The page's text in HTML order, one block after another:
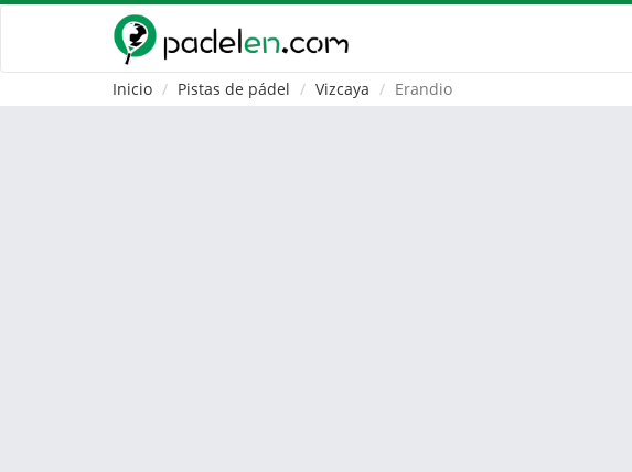
Inicio Pistas de pádel Vizcaya Erandio